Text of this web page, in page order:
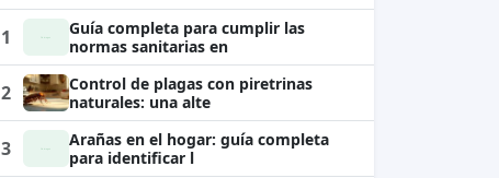
1
Guía completa para cumplir las
normas sanitarias en
2
Control de plagas con piretrinas
naturales: una alte
3
Arañas en el hogar: guía completa
para identificar l